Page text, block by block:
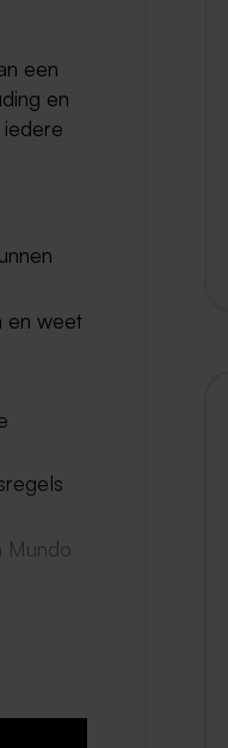
een
en
en weet
Mundo